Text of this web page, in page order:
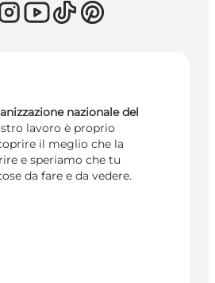
nazionale del
lavoro è proprio
il meglio che la
e speriamo che tu
da fare e da vedere.